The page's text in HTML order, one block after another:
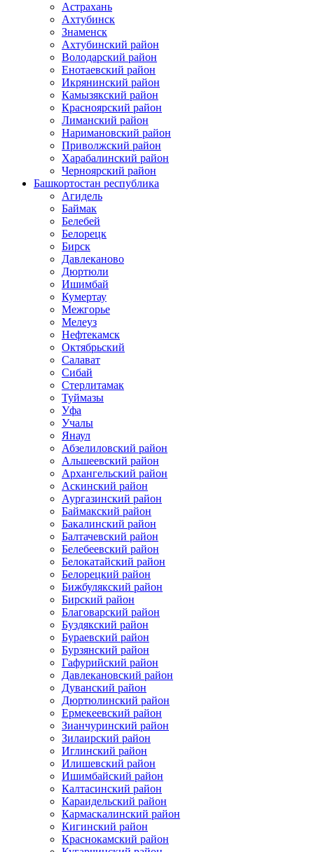
Астрахань
Ахтубинск
Знаменск
Ахтубинский район
Володарский район
Енотаевский район
Икрянинский район
Камызякский район
Красноярский район
Лиманский район
Наримановский район
Приволжский район
Харабалинский район
Черноярский район
Башкортостан республика
Агидель
Баймак
Белебей
Белорецк
Бирск
Давлеканово
Дюртюли
Ишимбай
Кумертау
Межгорье
Мелеуз
Нефтекамск
Октябрьский
Салават
Сибай
Стерлитамак
Туймазы
Уфа
Учалы
Янаул
Абзелиловский район
Альшеевский район
Архангельский район
Аскинский район
Аургазинский район
Баймакский район
Бакалинский район
Балтачевский район
Белебеевский район
Белокатайский район
Белорецкий район
Бижбулякский район
Бирский район
Благоварский район
Буздякский район
Бураевский район
Бурзянский район
Гафурийский район
Давлекановский район
Дуванский район
Дюртюлинский район
Ермекеевский район
Зианчуринский район
Зилаирский район
Иглинский район
Илишевский район
Ишимбайский район
Калтасинский район
Караидельский район
Кармаскалинский район
Кигинский район
Краснокамский район